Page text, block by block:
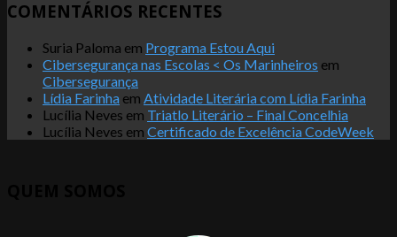
COMENTÁRIOS RECENTES
Suria Paloma em Programa Estou Aqui
Cibersegurança nas Escolas < Os Marinheiros em
Cibersegurança
Lídia Farinha em Atividade Literária com Lídia Farinha
Lucília Neves em Triatlo Literário – Final Concelhia
Lucília Neves em Certificado de Excelência CodeWeek